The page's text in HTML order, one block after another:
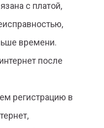
с платой,
времени.
после
регистрацию в